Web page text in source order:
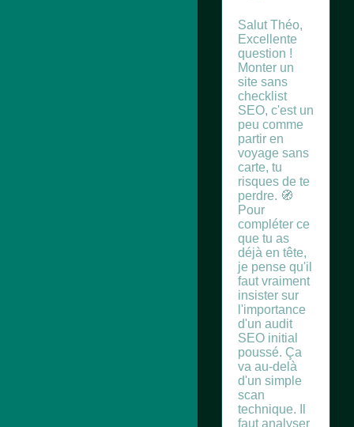
Salut Théo,
Excellente
question !
Monter un
site sans
checklist
SEO, c'est un
peu comme
partir en
voyage sans
carte, tu
risques de te
perdre. 🧭
Pour
compléter ce
que tu as
déjà en tête,
je pense qu'il
faut vraiment
insister sur
l'importance
d'un audit
SEO initial
poussé. Ça
va au-delà
d'un simple
scan
technique. Il
faut analyser